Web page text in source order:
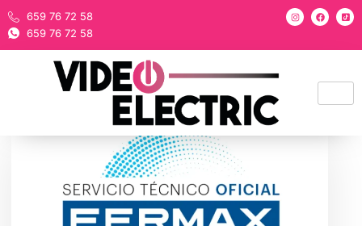
659 76 72 58
659 76 72 58
VIDEO ELECTRIC VALENCIA - FERMAX VALENCIA